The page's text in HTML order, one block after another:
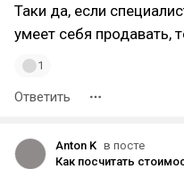
Таки да, если
умеет себя продавать,
1
Ответить
Anton K в посте